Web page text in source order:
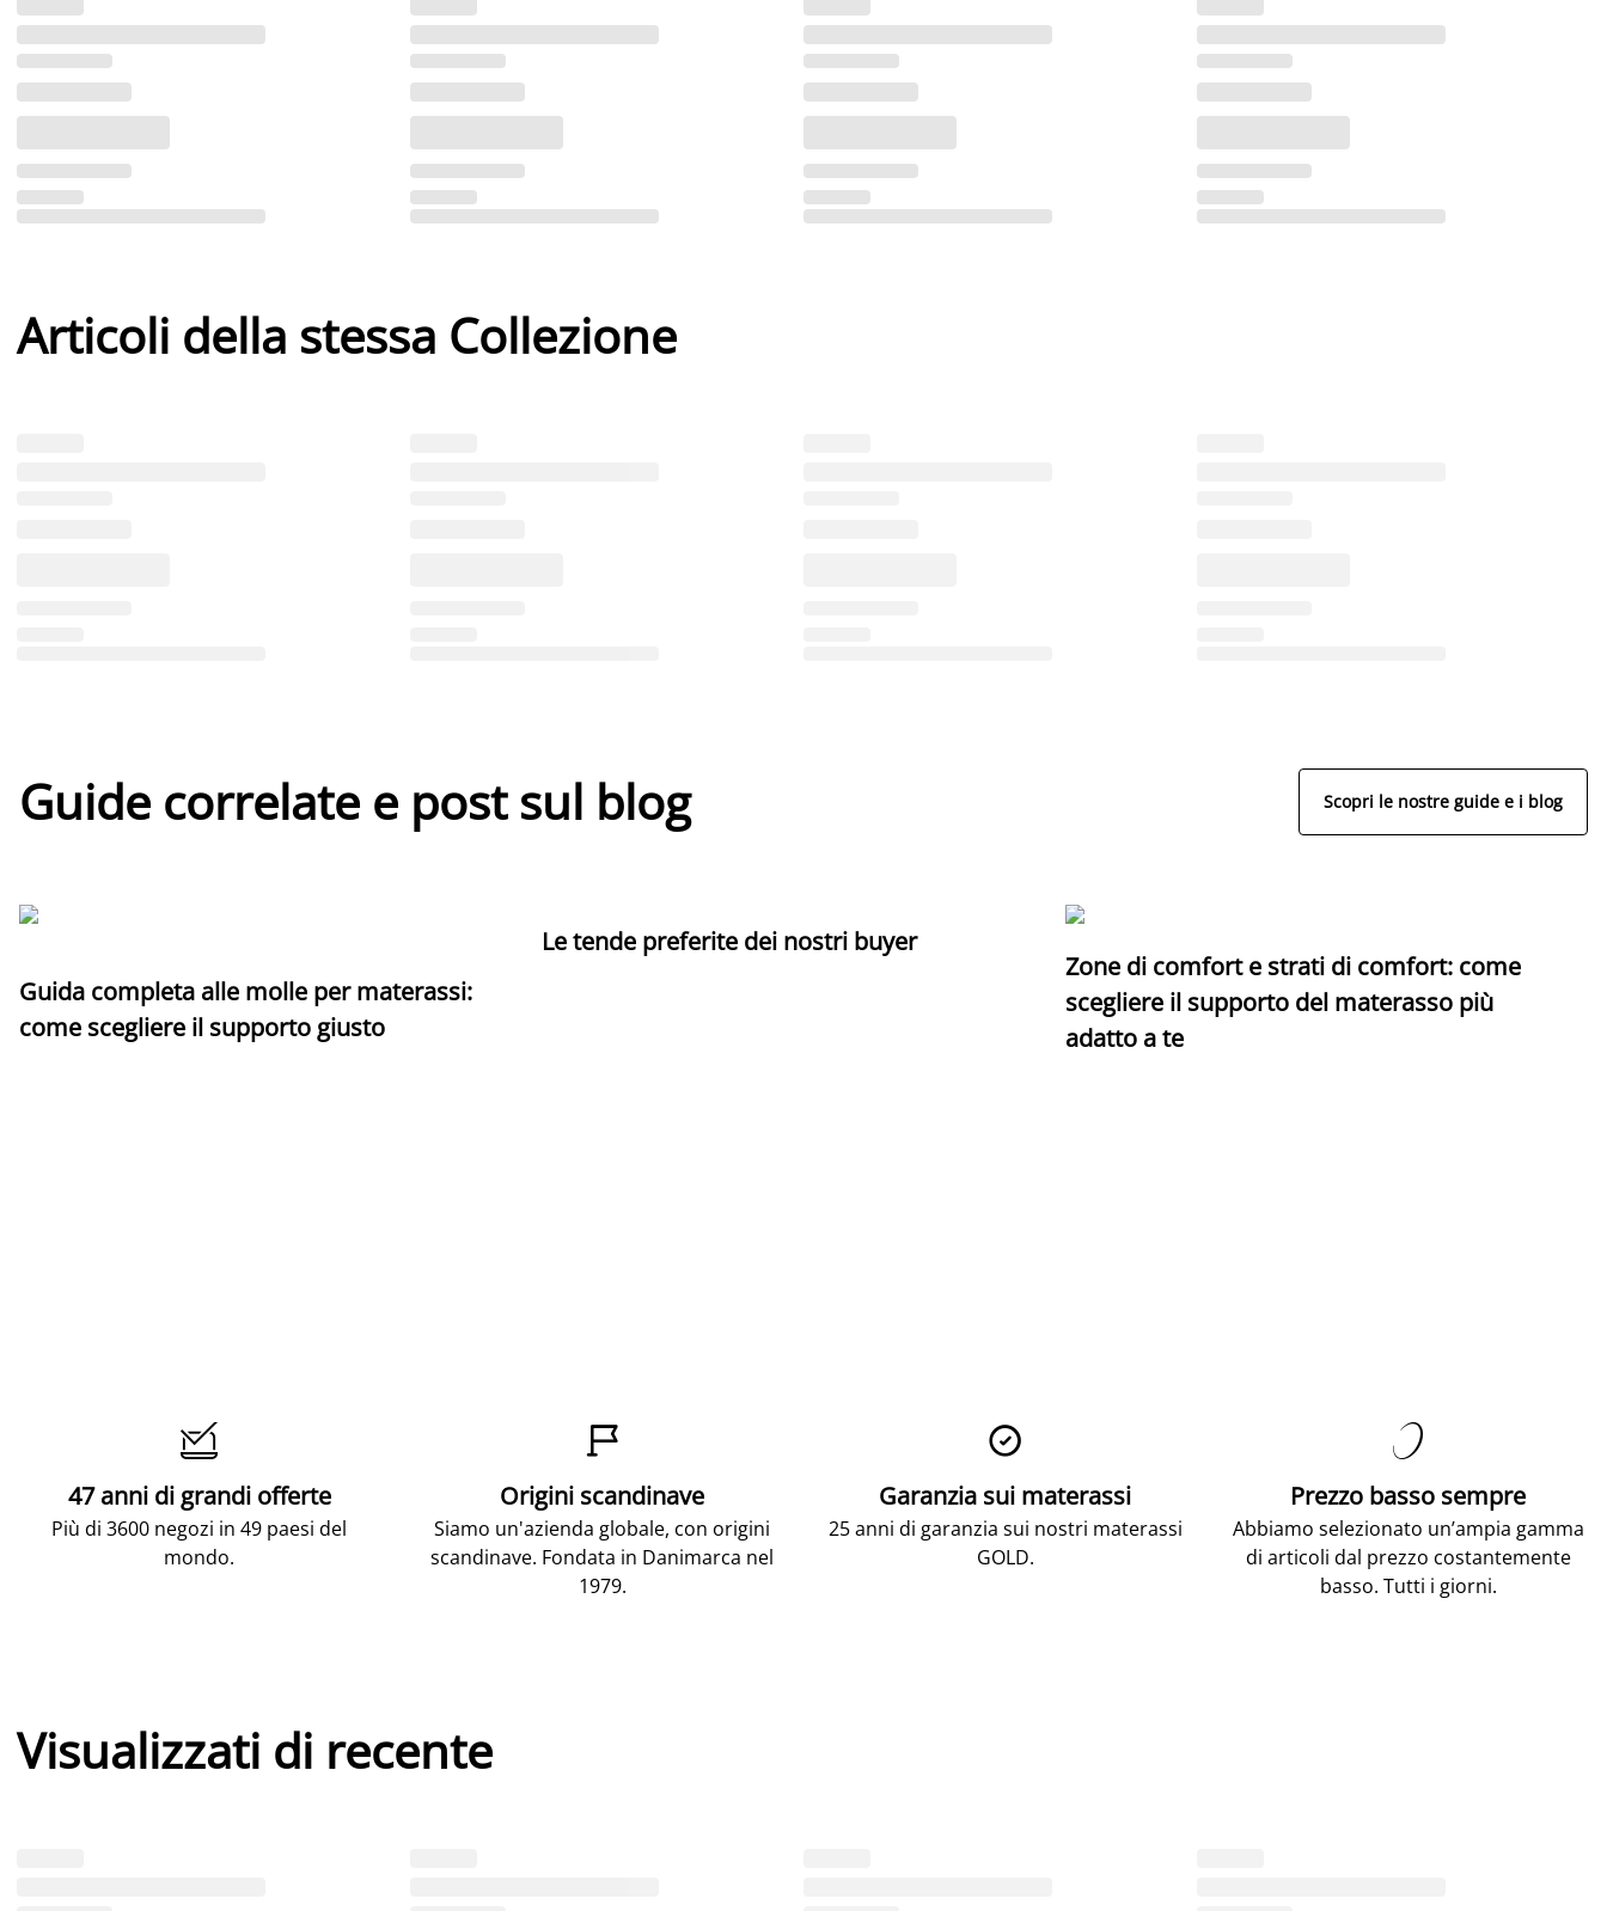
Articoli della stessa Collezione
Guide correlate e post sul blog Scopri le nostre guide e i blog
Guida completa alle molle per materassi:
come scegliere il supporto giusto
Le tende preferite dei nostri buyer
Zone di comfort e strati di comfort: come
scegliere il supporto del materasso più
adatto a te

47 anni di grandi offerte
Più di 3600 negozi in 49 paesi del
mondo.

Origini scandinave
Siamo un'azienda globale, con origini
scandinave. Fondata in Danimarca nel
1979.

Garanzia sui materassi
25 anni di garanzia sui nostri materassi
GOLD.

Prezzo basso sempre
Abbiamo selezionato un’ampia gamma
di articoli dal prezzo costantemente
basso. Tutti i giorni.
Visualizzati di recente